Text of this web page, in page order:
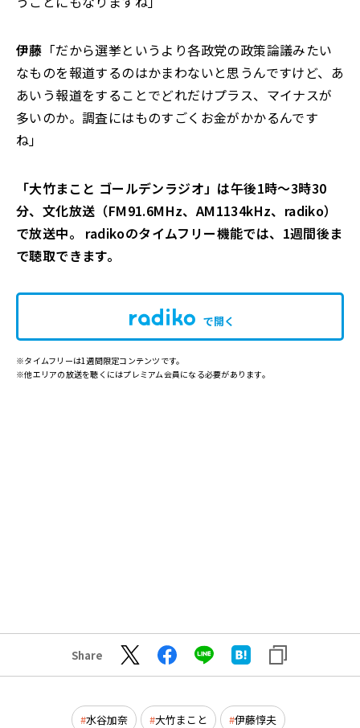
伊藤 「だから選挙というより各政党の政策論議みたい
なものを報道するのはかまわないと思うんですけど、あ
あいう報道をすることでどれだけプラス、マイナスが
多いのか。調査にはものすごくお金がかかるんです
ね」
「大竹まこと ゴールデンラジオ」は午後1時～3時30
分、文化放送（FM91.6MHz、AM1134kHz、radiko）
で放送中。 radikoのタイムフリー機能では、1週間後ま
で聴取できます。
で開く
※タイムフリーは1週間限定コンテンツです。
※他エリアの放送を聴くにはプレミアム会員になる必要があります。
Share
水谷加奈 大竹まこと 伊藤惇夫